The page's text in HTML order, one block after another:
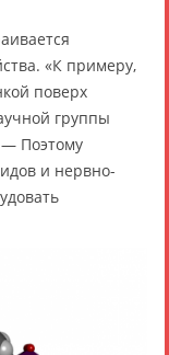
«К примеру,
поверх
группы
— Поэтому
и нервно-